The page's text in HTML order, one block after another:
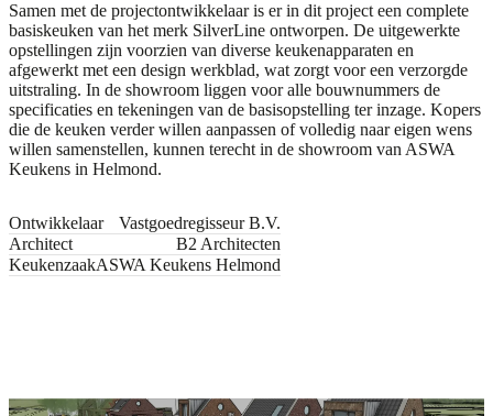
Samen met de projectontwikkelaar is er in dit project een complete
basiskeuken van het merk SilverLine ontworpen. De uitgewerkte
opstellingen zijn voorzien van diverse keukenapparaten en
afgewerkt met een design werkblad, wat zorgt voor een verzorgde
uitstraling. In de showroom liggen voor alle bouwnummers de
specificaties en tekeningen van de basisopstelling ter inzage. Kopers
die de keuken verder willen aanpassen of volledig naar eigen wens
willen samenstellen, kunnen terecht in de showroom van ASWA
Keukens in Helmond.
Ontwikkelaar
Vastgoedregisseur B.V.
Architect
B2 Architecten
KeukenzaakASWA Keukens Helmond
Jouw nieuwe keukenJouw nieuwe keuken